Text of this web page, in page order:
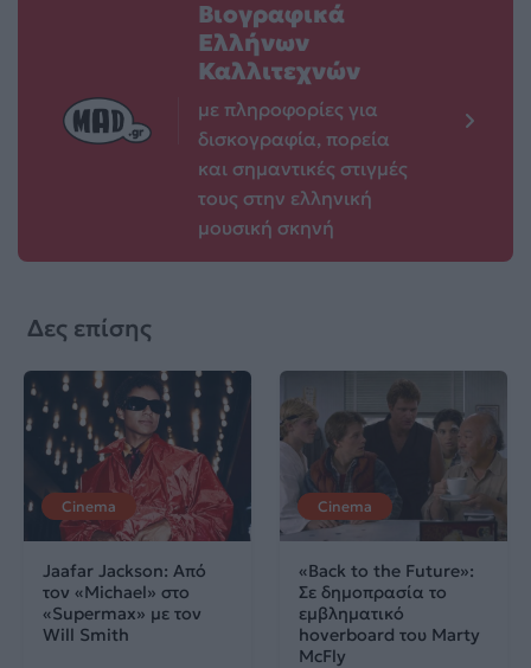
Βιογραφικά
Ελλήνων
Καλλιτεχνών
με πληροφορίες για
δισκογραφία, πορεία
και σημαντικές στιγμές
τους στην ελληνική
μουσική σκηνή
Δες επίσης
Cinema
Jaafar Jackson: Από
τον «Michael» στο
«Supermax» με τον
Will Smith
Cinema
«Back to the Future»:
Σε δημοπρασία το
εμβληματικό
hoverboard του Marty
McFly